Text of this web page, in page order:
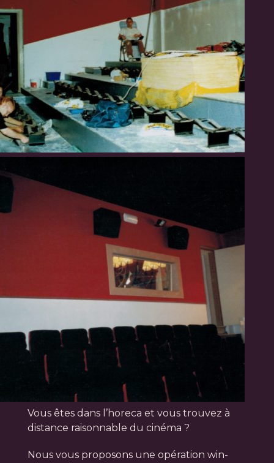
Vous êtes dans l’horeca et vous trouvez à
distance raisonnable du cinéma ?
Nous vous proposons une opération win-